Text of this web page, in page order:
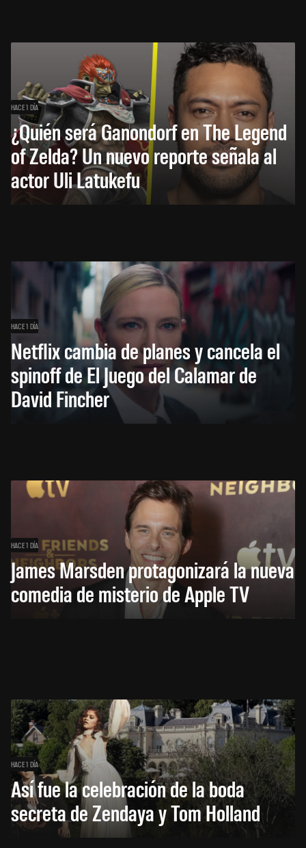
HACE 1 DÍA
¿Quién será Ganondorf en The Legend
of Zelda? Un nuevo reporte señala al
actor Uli Latukefu
HACE 1 DÍA
Netflix cambia de planes y cancela el
spinoff de El Juego del Calamar de
David Fincher
HACE 1 DÍA
James Marsden protagonizará la nueva
comedia de misterio de Apple TV
HACE 1 DÍA
Así fue la celebración de la boda
secreta de Zendaya y Tom Holland